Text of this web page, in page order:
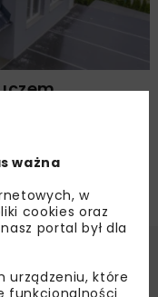
ważna
w
cookies oraz
portal był dla
urządzeniu, które
funkcjonalności